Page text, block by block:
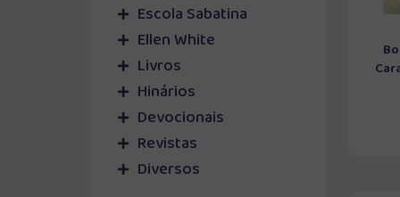
Escola Sabatina
Ellen White
Livros
Hinários
Devocionais
Revistas
Diversos